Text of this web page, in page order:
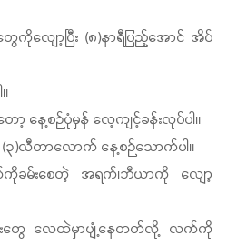
ေကိုလျော့ပြီး (၈)နာရီပြည့်အောင် အိပ်
ာ့ နေ့စဉ်ပုံမှန် လေ့ကျင့်ခန်းလုပ်ပါ။
(၃)လီတာလောက် နေ့စဉ်သောက်ပါ။
ကိုခမ်းစေတဲ့ အရက်၊ဘီယာကို လျော့
ပိုးတွေ လေထဲမှာပျံ့နေတတ်လို့ လက်ကို